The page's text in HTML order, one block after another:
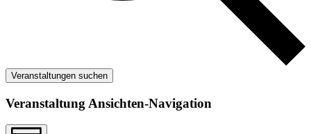
Veranstaltungen suchen
Veranstaltung Ansichten-Navigation